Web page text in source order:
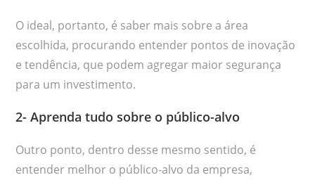
O ideal, portanto, é saber mais sobre a área
escolhida, procurando entender pontos de inovação
e tendência, que podem agregar maior segurança
para um investimento.
2- Aprenda tudo sobre o público-alvo
Outro ponto, dentro desse mesmo sentido, é
entender melhor o público-alvo da empresa,